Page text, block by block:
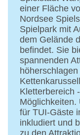
einer Fläche
Nordsee
Spielpark mit
dem Gelände
befindet. Sie
spannenden
Kletterbereich
Möglichkeiten.
für TUI-Gäste
inkludiert und